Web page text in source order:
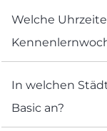
Welche
In welchen
Basic an?